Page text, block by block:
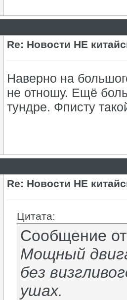
Re: Новости НЕ
Наверно на
не отношу. Ещё
тундре. Фписту
Re: Новости НЕ
Цитата:
Сообщение
Мощный
без
ушах.